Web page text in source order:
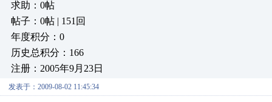
求助：0帖
帖子：0帖 | 151回
年度积分：0
历史总积分：166
注册：2005年9月23日
发表于：2009-08-02 11:45:34